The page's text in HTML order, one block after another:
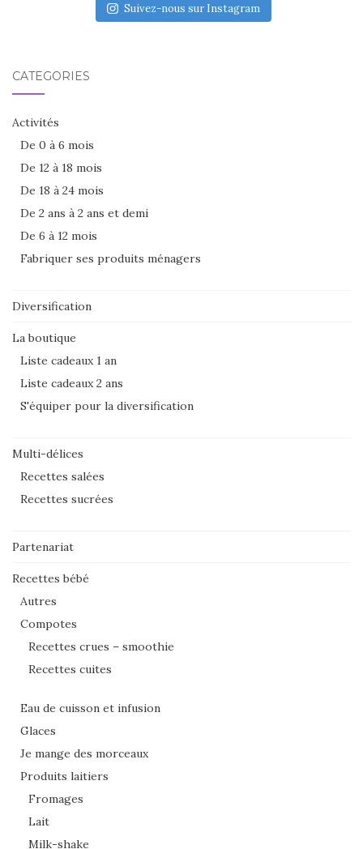
Suivez-nous sur Instagram
CATÉGORIES
Activités
De 0 à 6 mois
De 12 à 18 mois
De 18 à 24 mois
De 2 ans à 2 ans et demi
De 6 à 12 mois
Fabriquer ses produits ménagers
Diversification
La boutique
Liste cadeaux 1 an
Liste cadeaux 2 ans
S'équiper pour la diversification
Multi-délices
Recettes salées
Recettes sucrées
Partenariat
Recettes bébé
Autres
Compotes
Recettes crues – smoothie
Recettes cuites
Eau de cuisson et infusion
Glaces
Je mange des morceaux
Produits laitiers
Fromages
Lait
Milk-shake